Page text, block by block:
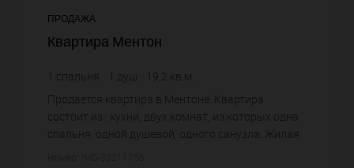
ПРОДАЖА
Квартира Ментон
спальня душ 19,2 кв.м.
Продается квартира в Ментоне. Квартира
состоит из : кухни, двух комнат, из которых одна
спальня, одной душевой, одного санузла. Жилая